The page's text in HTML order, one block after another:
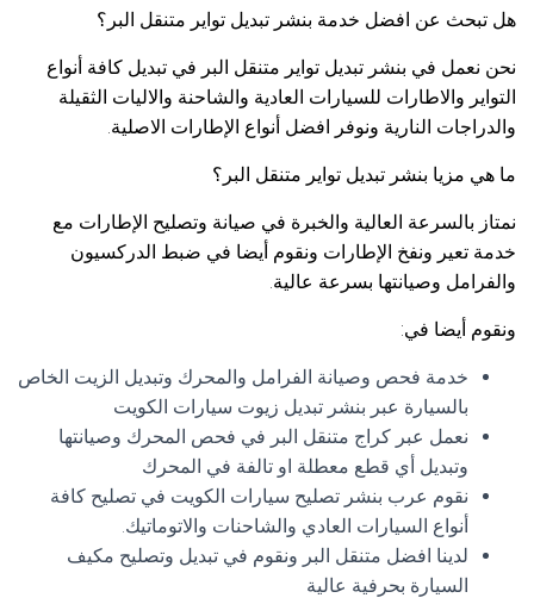
هل تبحث عن افضل خدمة بنشر تبديل تواير متنقل البر؟
نحن نعمل في بنشر تبديل تواير متنقل البر في تبديل كافة أنواع
التواير والاطارات للسيارات العادية والشاحنة والاليات الثقيلة
والدراجات النارية ونوفر افضل أنواع الإطارات الاصلية.
ما هي مزيا بنشر تبديل تواير متنقل البر؟
نمتاز بالسرعة العالية والخبرة في صيانة وتصليح الإطارات مع
خدمة تعير ونفخ الإطارات ونقوم أيضا في ضبط الدركسيون
والفرامل وصيانتها بسرعة عالية.
ونقوم أيضا في:
خدمة فحص وصيانة الفرامل والمحرك وتبديل الزيت الخاص
بالسيارة عبر بنشر تبديل زيوت سيارات الكويت
نعمل عبر كراج متنقل البر في فحص المحرك وصيانتها
وتبديل أي قطع معطلة او تالفة في المحرك
نقوم عرب بنشر تصليح سيارات الكويت في تصليح كافة
أنواع السيارات العادي والشاحنات والاتوماتيك.
لدينا افضل متنقل البر ونقوم في تبديل وتصليح مكيف
السيارة بحرفية عالية